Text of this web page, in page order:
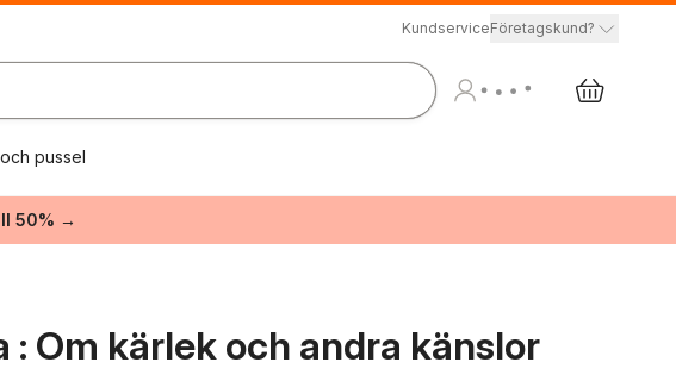
KundserviceFöretagskund?
pussel
50% →
: Om kärlek och andra känslor